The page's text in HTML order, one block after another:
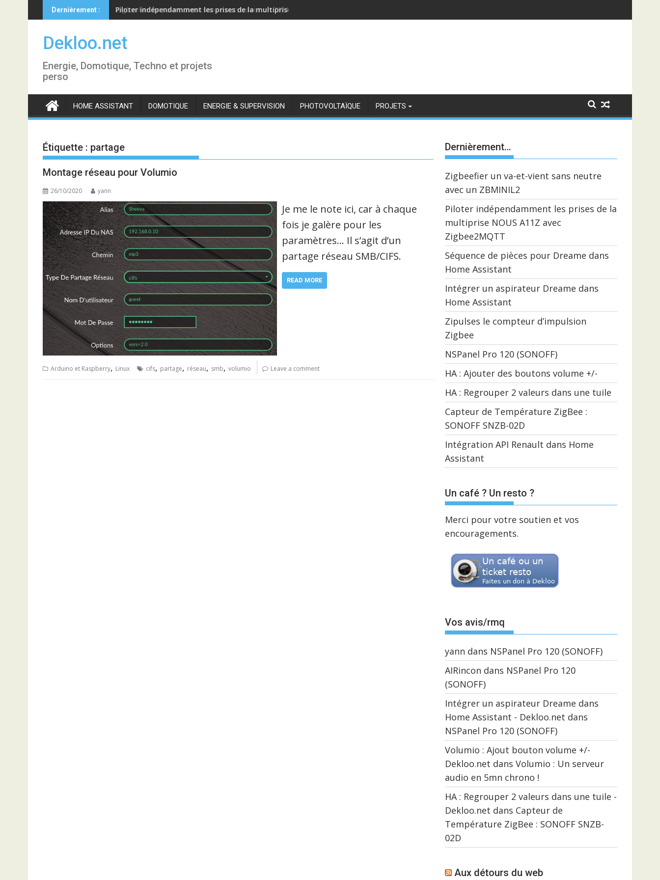
to
content
Dernièrement : Piloter indépendamment les prises de la multiprise NOUS A11Z avec Zigbee2MQTT
Dekloo.net
Energie, Domotique, Techno et projets
perso
HOME ASSISTANT DOMOTIQUE ENERGIE & SUPERVISION PHOTOVOLTAÏQUE PROJETS
Étiquette : partage
Montage réseau pour Volumio
26/10/2020 yann
Je me le note ici, car à chaque
fois je galère pour les
paramètres… Il s’agit d’un
partage réseau SMB/CIFS.
READ MORE
Arduino et Raspberry, Linux cifs, partage, réseau, smb, volumio Leave a comment
Dernièrement…
Zigbeefier un va-et-vient sans neutre
avec un ZBMINIL2
Piloter indépendamment les prises de la
multiprise NOUS A11Z avec
Zigbee2MQTT
Séquence de pièces pour Dreame dans
Home Assistant
Intégrer un aspirateur Dreame dans
Home Assistant
Zipulses le compteur d’impulsion
Zigbee
NSPanel Pro 120 (SONOFF)
HA : Ajouter des boutons volume +/-
HA : Regrouper 2 valeurs dans une tuile
Capteur de Température ZigBee :
SONOFF SNZB-02D
Intégration API Renault dans Home
Assistant
Un café ? Un resto ?
Merci pour votre soutien et vos
encouragements.
Vos avis/rmq
yann dans NSPanel Pro 120 (SONOFF)
AIRincon dans NSPanel Pro 120
(SONOFF)
Intégrer un aspirateur Dreame dans
Home Assistant - Dekloo.net dans
NSPanel Pro 120 (SONOFF)
Volumio : Ajout bouton volume +/-
Dekloo.net dans Volumio : Un serveur
audio en 5mn chrono !
HA : Regrouper 2 valeurs dans une tuile -
Dekloo.net dans Capteur de
Température ZigBee : SONOFF SNZB-
02D
Aux détours du web